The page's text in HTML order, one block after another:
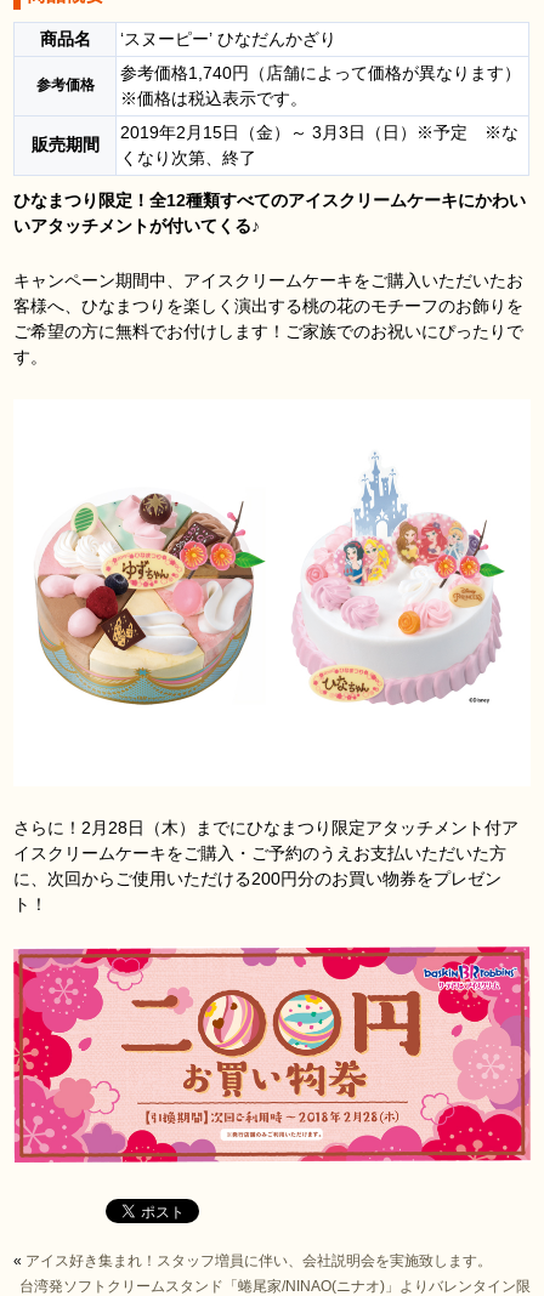
商品名 ‘スヌーピー’ ひなだんかざり
参考価格
参考価格1,740円（店舗によって価格が異なります）
※価格は税込表示です。
販売期間
2019年2月15日（金）～ 3月3日（日）※予定 ※な
くなり次第、終了
ひなまつり限定！全12種類すべてのアイスクリームケーキにかわい
いアタッチメントが付いてくる♪
キャンペーン期間中、アイスクリームケーキをご購入いただいたお
客様へ、ひなまつりを楽しく演出する桃の花のモチーフのお飾りを
ご希望の方に無料でお付けします！ご家族でのお祝いにぴったりで
す。
さらに！2月28日（木）までにひなまつり限定アタッチメント付ア
イスクリームケーキをご購入・ご予約のうえお支払いただいた方
に、次回からご使用いただける200円分のお買い物券をプレゼン
ト！
« アイス好き集まれ！スタッフ増員に伴い、会社説明会を実施致します。
台湾発ソフトクリームスタンド「蜷尾家/NINAO(ニナオ)」よりバレンタイン限